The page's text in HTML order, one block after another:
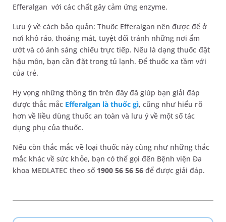
Efferalgan với các chất gây cảm ứng enzyme.
Lưu ý về cách bảo quản: Thuốc Efferalgan nên được để ở
nơi khô ráo, thoáng mát, tuyệt đối tránh những nơi ẩm
ướt và có ánh sáng chiếu trực tiếp. Nếu là dạng thuốc đặt
hậu môn, bạn cần đặt trong tủ lạnh. Để thuốc xa tầm với
của trẻ.
Hy vọng những thông tin trên đây đã giúp bạn giải đáp
được thắc mắc Efferalgan là thuốc gì, cũng như hiểu rõ
hơn về liều dùng thuốc an toàn và lưu ý về một số tác
dụng phụ của thuốc.
Nếu còn thắc mắc về loại thuốc này cũng như những thắc
mắc khác về sức khỏe, bạn có thể gọi đến Bệnh viện Đa
khoa MEDLATEC theo số1900 56 56 56 để được giải đáp.